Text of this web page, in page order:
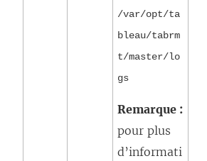
/var/opt/ta
bleau/tabrm
t/master/lo
gs
Remarque :
pour plus
d’informati